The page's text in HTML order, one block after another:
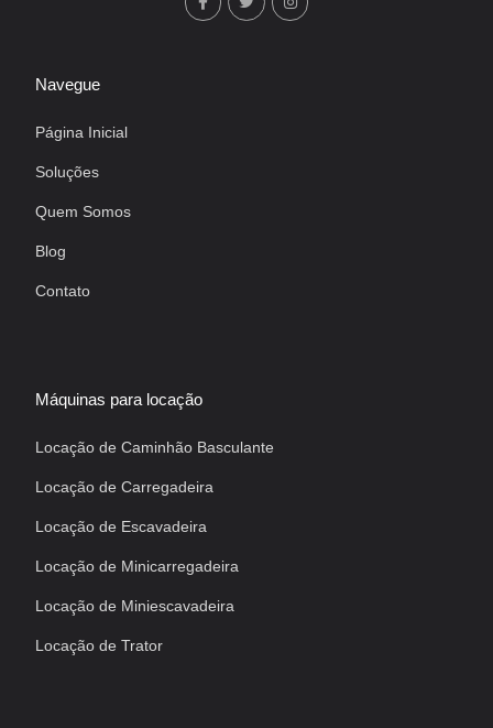
Navegue
Página Inicial
Soluções
Quem Somos
Blog
Contato
Máquinas para locação
Locação de Caminhão Basculante
Locação de Carregadeira
Locação de Escavadeira
Locação de Minicarregadeira
Locação de Miniescavadeira
Locação de Trator